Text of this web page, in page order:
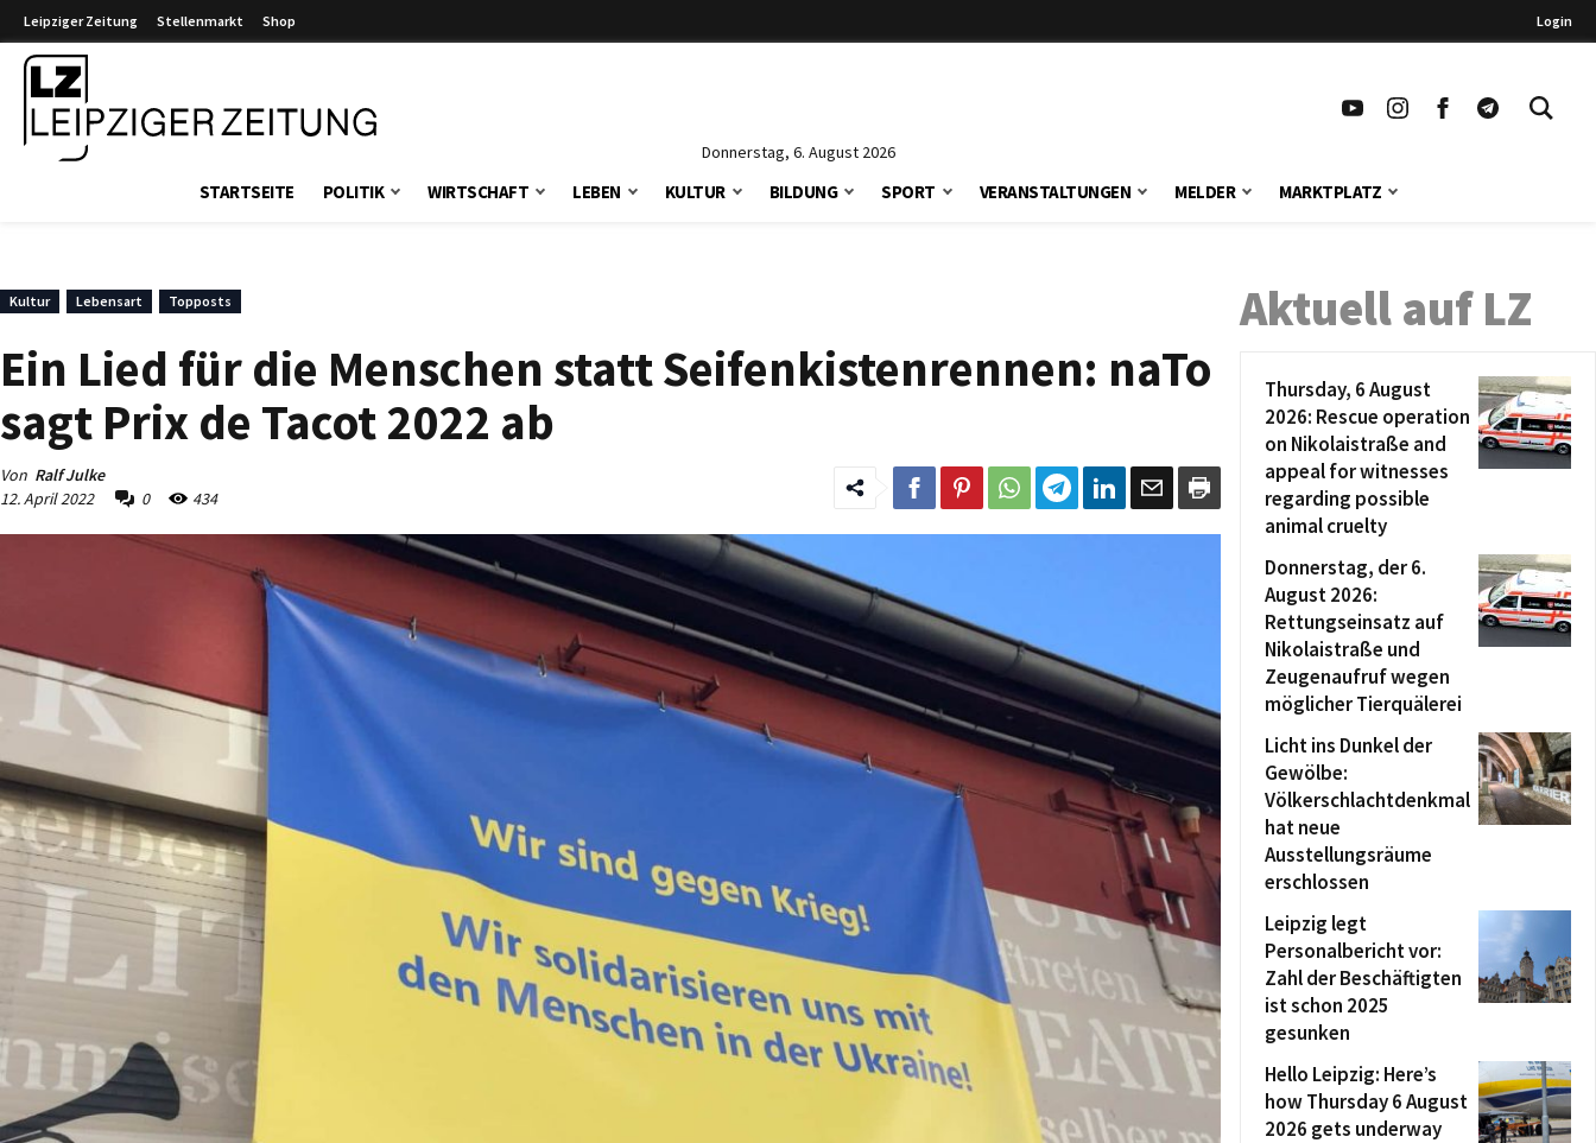
Leipziger Zeitung Stellenmarkt Shop Login
Donnerstag, 6. August 2026
STARTSEITE POLITIK WIRTSCHAFT LEBEN KULTUR BILDUNG SPORT VERANSTALTUNGEN MELDER MARKTPLATZ
Kultur Lebensart Topposts
Ein Lied für die Menschen statt Seifenkistenrennen: naTo
sagt Prix de Tacot 2022 ab
Von Ralf Julke
12. April 2022
0 434
Aktuell auf LZ
Thursday, 6 August
2026: Rescue operation
on Nikolaistraße and
appeal for witnesses
regarding possible
animal cruelty
Donnerstag, der 6.
August 2026:
Rettungseinsatz auf
Nikolaistraße und
Zeugenaufruf wegen
möglicher Tierquälerei
Licht ins Dunkel der
Gewölbe:
Völkerschlachtdenkmal
hat neue
Ausstellungsräume
erschlossen
Leipzig legt
Personalbericht vor:
Zahl der Beschäftigten
ist schon 2025
gesunken
Hello Leipzig: Here’s
how Thursday 6 August
2026 gets underway